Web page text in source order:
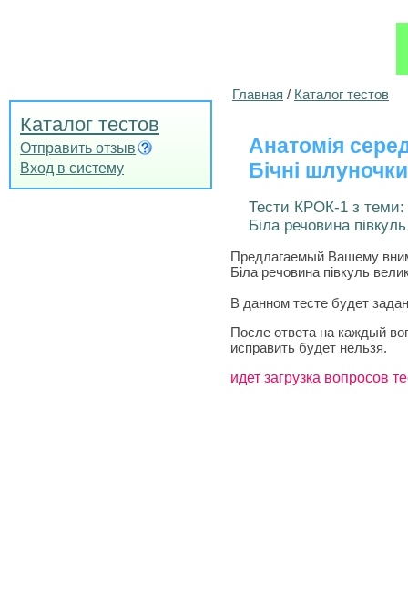
Каталог тестов
Отправить отзыв
Вход в систему
Главная / Каталог тестов
Анатомія
Бічні
Тести КРОК-1 з теми:
Біла речовина
Предлагаемый Вашему
Біла речовина півкуль
В данном тесте будет
После ответа на каждый
исправить будет нельзя.
идет загрузка вопросов